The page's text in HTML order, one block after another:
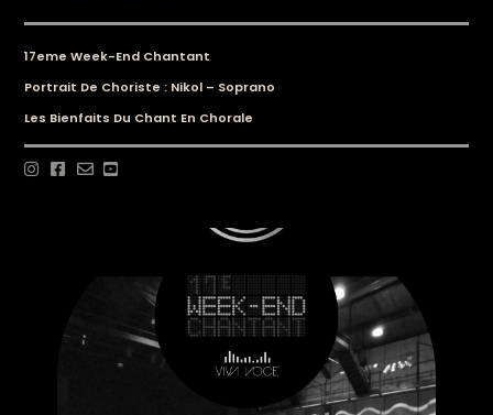
17eme Week-End Chantant
Portrait De Choriste : Nikol – Soprano
Les Bienfaits Du Chant En Chorale